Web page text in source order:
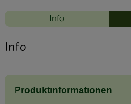
Info
Info
Produktinformationen